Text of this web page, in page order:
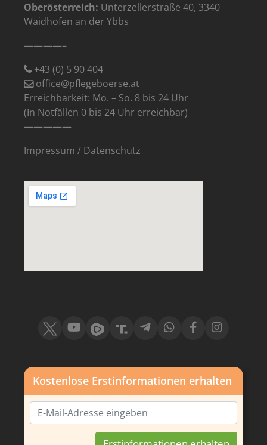
Oberösterreich: Unterzellerstraße 40, 3340
Waidhofen an der Ybbs
————–
+43 (0) 5 90 404
office@pflegeboerse.at
Erreichbarkeit: Mo. – So. 8 bis 24 Uhr
(In Notfällen 0 bis 24 Uhr erreichbar)
—————
Impressum / Datenschutz
Kostenlose Erstinformationen erhalten